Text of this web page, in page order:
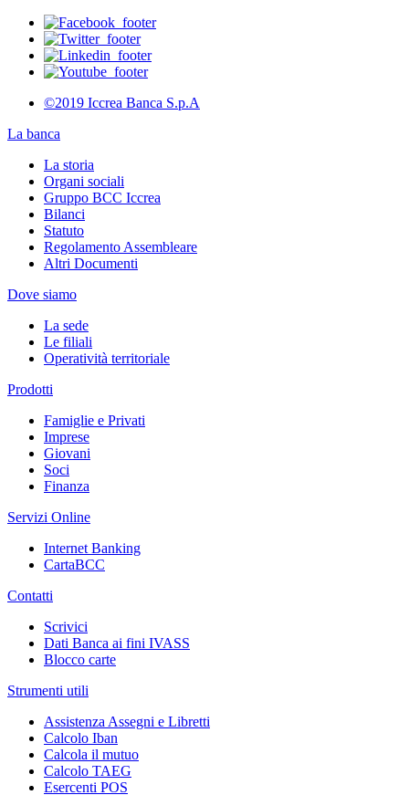
©2019 Iccrea Banca S.p.A
La banca
La storia
Organi sociali
Gruppo BCC Iccrea
Bilanci
Statuto
Regolamento Assembleare
Altri Documenti
Dove siamo
La sede
Le filiali
Operatività territoriale
Prodotti
Famiglie e Privati
Imprese
Giovani
Soci
Finanza
Servizi Online
Internet Banking
CartaBCC
Contatti
Scrivici
Dati Banca ai fini IVASS
Blocco carte
Strumenti utili
Assistenza Assegni e Libretti
Calcolo Iban
Calcola il mutuo
Calcolo TAEG
Esercenti POS